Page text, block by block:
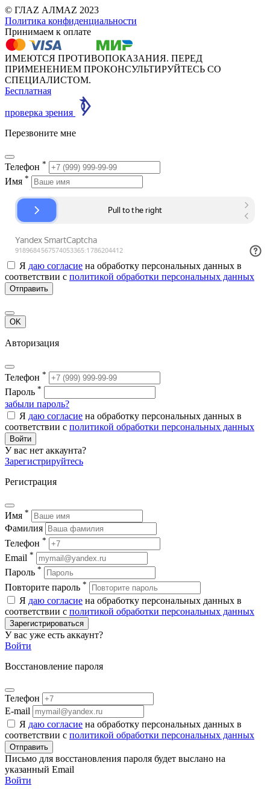
© ГЛАZ АЛМАZ 2023
Политика конфиденциальности
Принимаем к оплате
ИМЕЮТСЯ ПРОТИВОПОКАЗАНИЯ. ПЕРЕД
ПРИМЕНЕНИЕМ ПРОКОНСУЛЬТИРУЙТЕСЬ СО
СПЕЦИАЛИСТОМ.
Бесплатная
проверка зрения
Перезвоните мне
Телефон *
Имя *
Я даю согласие на обработку персональных данных в
соответствии с политикой обработки персональных данных
Отправить
OK
Авторизация
Телефон *
Пароль *
забыли пароль?
Я даю согласие на обработку персональных данных в
соответствии с политикой обработки персональных данных
Войти
У вас нет аккаунта?
Зарегистрируйтесь
Регистрация
Имя *
Фамилия
Телефон *
Email *
Пароль *
Повторите пароль *
Я даю согласие на обработку персональных данных в
соответствии с политикой обработки персональных данных
Зарегистрироваться
У вас уже есть аккаунт?
Войти
Восстановление пароля
Телефон
E-mail
Я даю согласие на обработку персональных данных в
соответствии с политикой обработки персональных данных
Отправить
Письмо для восстановления пароля будет выслано на
указанный Email
Войти